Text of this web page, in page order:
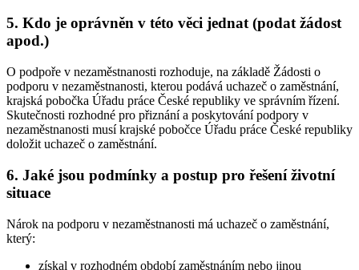
5. Kdo je oprávněn v této věci jednat (podat žádost
apod.)
O podpoře v nezaměstnanosti rozhoduje, na základě Žádosti o
podporu v nezaměstnanosti, kterou podává uchazeč o zaměstnání,
krajská pobočka Úřadu práce České republiky ve správním řízení.
Skutečnosti rozhodné pro přiznání a poskytování podpory v
nezaměstnanosti musí krajské pobočce Úřadu práce České republiky
doložit uchazeč o zaměstnání.
6. Jaké jsou podmínky a postup pro řešení životní
situace
Nárok na podporu v nezaměstnanosti má uchazeč o zaměstnání,
který:
získal v rozhodném období zaměstnáním nebo jinou